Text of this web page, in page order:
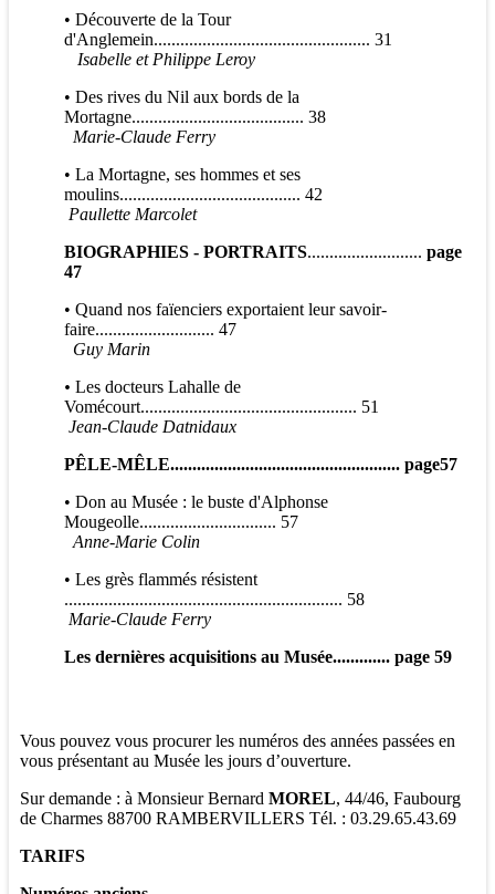
• Découverte de la Tour
d'Anglemein................................................. 31
Isabelle et Philippe Leroy
• Des rives du Nil aux bords de la
Mortagne....................................... 38
Marie-Claude Ferry
• La Mortagne, ses hommes et ses
moulins......................................... 42
Paullette Marcolet
BIOGRAPHIES - PORTRAITS.......................... page
47
• Quand nos faïenciers exportaient leur savoir-
faire........................... 47
Guy Marin
• Les docteurs Lahalle de
Vomécourt................................................. 51
Jean-Claude Datnidaux
PÊLE-MÊLE.................................................... page57
• Don au Musée : le buste d'Alphonse
Mougeolle............................... 57
Anne-Marie Colin
• Les grès flammés résistent
............................................................... 58
Marie-Claude Ferry
Les dernières acquisitions au Musée............. page 59
Vous pouvez vous procurer les numéros des années passées en
vous présentant au Musée les jours d’ouverture.
Sur demande : à Monsieur Bernard MOREL, 44/46, Faubourg
de Charmes 88700 RAMBERVILLERS Tél. : 03.29.65.43.69
TARIFS